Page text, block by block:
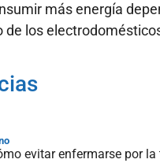
más energía
de los
evitar enfermarse por